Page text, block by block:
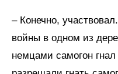
– Конечно,
войны в одном из
немцами самогон гнал